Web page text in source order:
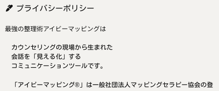
プライバシーポリシー
最強の整理術アイビーマッピングは
カウンセリングの現場から生まれた
会話を「見える化」する
コミュニケーションツールです。
「アイビーマッピング®」は一般社団法人マッピングセラピー協会の登